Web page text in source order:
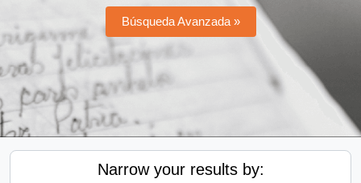
Búsqueda Avanzada »
Narrow your results by: